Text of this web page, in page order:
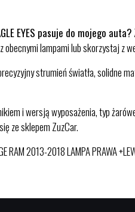
EYES pasuje do mojego auta?
lampami lub skorzystaj z
strumień światła, solidne
i wersją wyposażenia, typ
ze sklepem ZuzCar.
2018 LAMPA PRAWA